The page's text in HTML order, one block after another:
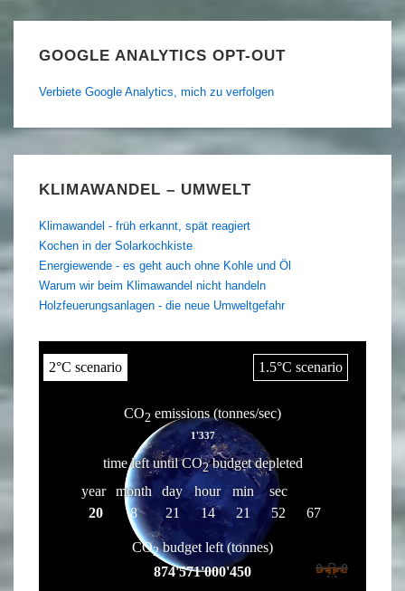
GOOGLE ANALYTICS OPT-OUT
Verbiete Google Analytics, mich zu verfolgen
KLIMAWANDEL – UMWELT
Klimawandel - früh erkannt, spät reagiert
Kochen in der Solarkochkiste
Energiewende - es geht auch ohne Kohle und Öl
Warum wir beim Klimawandel nicht handeln
Holzfeuerungsanlagen - die neue Umweltgefahr